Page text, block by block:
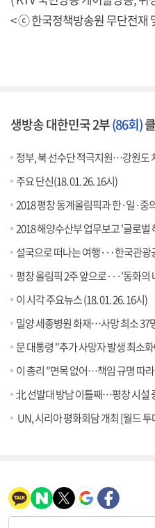
< ⓒ 한국정책방송원 무단전재
생방송 대한민국 2부(86회)
정부, 북 선수단 적극지원…강원도
주요 단신(18. 01. 26. 16시)
2018 평창 동계올림픽과 한·일·중의 만남! '
2018 해양수산부 업무보고 '글로벌 해양
설국으로 떠나는 여행···한국관광공사 추천
평창 올림픽 2주 앞으로···'동화의 나라' 벨기
이 시각 주요뉴스 (18. 01. 26. 16시)
밀양 세종병원 화재…사망 최소 37
문 대통령 "추가 사망자 발생 최소
이 총리 "면목 없어…책임 규명 따
北 선발대 방남 이틀째…평창 시설
UN, 시리아 평화회담 개최 [월드